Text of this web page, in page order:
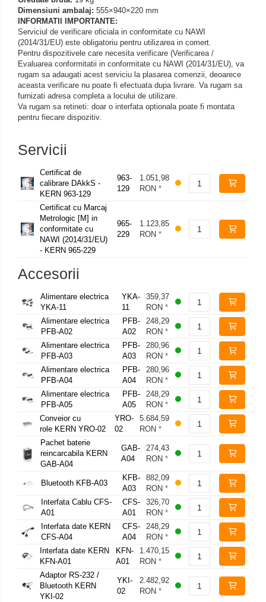
Dimensiuni ambalaj: 555×940×220 mm
INFORMATII IMPORTANTE:
Serviciul de verificare oficiala in conformitate cu NAWI
(2014/31/EU) este obligatoriu pentru utilizarea in comert.
Pentru dispozitivele care necesita verificare (Verificarea /
Evaluarea conformitatii in conformitate cu NAWI (2014/31/EU), va
rugam sa adaugati acest serviciu la plasarea comenzii, deoarece
aceasta verificare nu poate fi efectuata dupa livrare. Va rugam sa
furnizati adresa completa a locului de utilizare.
Va rugam sa retineti: doar o interfata optionala poate fi montata
pentru fiecare dispozitiv.
Servicii
Certificat de
calibrare DAkkS -
KERN 963-129
963-
129
1.051,98
RON *
Certificat cu Marcaj
Metrologic [M] in
conformitate cu
NAWI (2014/31/EU)
- KERN 965-229
965-
229
1.123,85
RON *
Accesorii
Alimentare electrica
YKA-11
YKA-
11
359,37
RON *
Alimentare electrica
PFB-A02
PFB-
A02
248,29
RON *
Alimentare electrica
PFB-A03
PFB-
A03
280,96
RON *
Alimentare electrica
PFB-A04
PFB-
A04
280,96
RON *
Alimentare electrica
PFB-A05
PFB-
A05
248,29
RON *
Conveior cu
role KERN YRO-02
YRO-
02
5.684,59
RON *
Pachet baterie
reincarcabila KERN
GAB-A04
GAB-
A04
274,43
RON *
Bluetooth KFB-A03
KFB-
A03
882,09
RON *
Interfata Cablu CFS-
A01
CFS-
A01
326,70
RON *
Interfata date KERN
CFS-A04
CFS-
A04
248,29
RON *
Interfata date KERN
KFN-A01
KFN-
A01
1.470,15
RON *
Adaptor RS-232 /
Bluetooth KERN
YKI-02
YKI-
02
2.482,92
RON *